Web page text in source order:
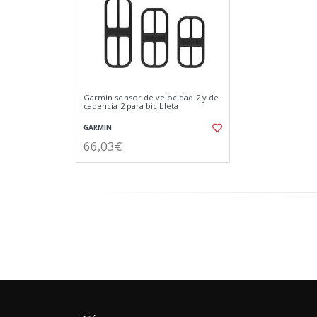
Garmin sensor de velocidad 2 y de
cadencia 2 para bicibleta
GARMIN
66,03€